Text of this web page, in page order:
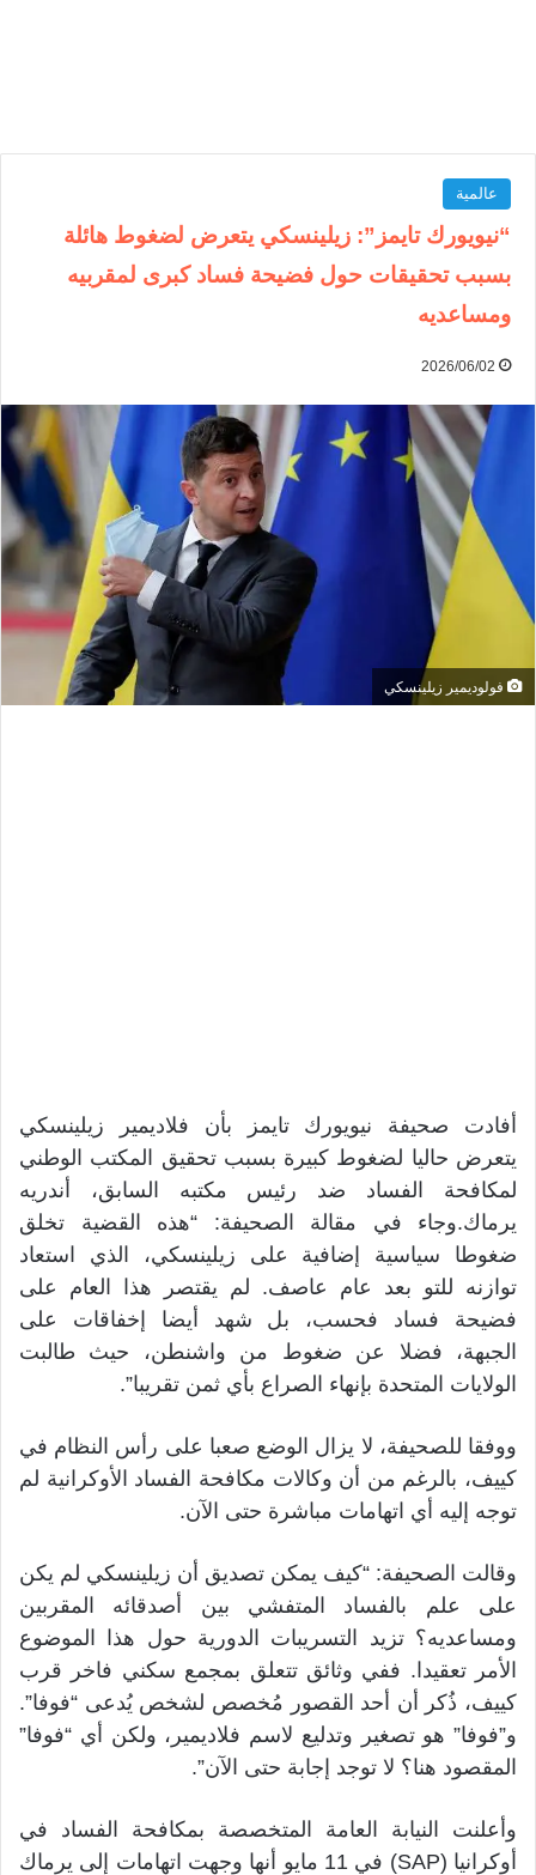
عالمية
“نيويورك تايمز”: زيلينسكي يتعرض لضغوط هائلة
بسبب تحقيقات حول فضيحة فساد كبرى لمقربيه
ومساعديه
2026/06/02
فولوديمير زيلينسكي
أفادت صحيفة نيويورك تايمز بأن فلاديمير زيلينسكي
يتعرض حاليا لضغوط كبيرة بسبب تحقيق المكتب الوطني
لمكافحة الفساد ضد رئيس مكتبه السابق، أندريه
يرماك.وجاء في مقالة الصحيفة: “هذه القضية تخلق
ضغوطا سياسية إضافية على زيلينسكي، الذي استعاد
توازنه للتو بعد عام عاصف. لم يقتصر هذا العام على
فضيحة فساد فحسب، بل شهد أيضا إخفاقات على
الجبهة، فضلا عن ضغوط من واشنطن، حيث طالبت
الولايات المتحدة بإنهاء الصراع بأي ثمن تقريبا”.
ووفقا للصحيفة، لا يزال الوضع صعبا على رأس النظام في
كييف، بالرغم من أن وكالات مكافحة الفساد الأوكرانية لم
توجه إليه أي اتهامات مباشرة حتى الآن.
وقالت الصحيفة: “كيف يمكن تصديق أن زيلينسكي لم يكن
على علم بالفساد المتفشي بين أصدقائه المقربين
ومساعديه؟ تزيد التسريبات الدورية حول هذا الموضوع
الأمر تعقيدا. ففي وثائق تتعلق بمجمع سكني فاخر قرب
كييف، ذُكر أن أحد القصور مُخصص لشخص يُدعى “فوفا”.
و”فوفا” هو تصغير وتدليع لاسم فلاديمير، ولكن أي “فوفا”
المقصود هنا؟ لا توجد إجابة حتى الآن”.
وأعلنت النيابة العامة المتخصصة بمكافحة الفساد في
أوكرانيا (SAP) في 11 مايو أنها وجهت اتهامات إلى يرماك